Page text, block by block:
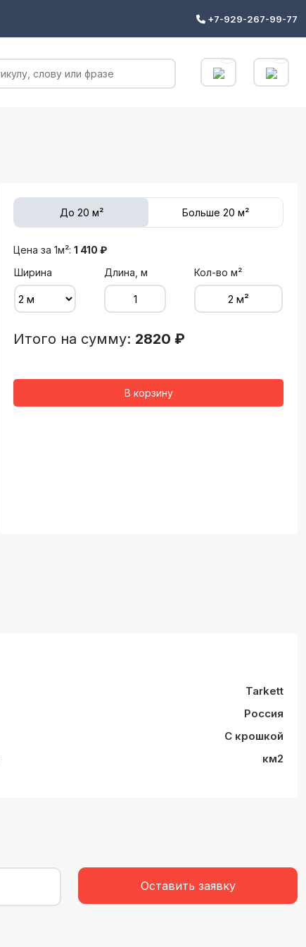
+7-929-267-99-77
До 20 м² Больше 20 м²
Цена за 1м²: 1 410 ₽
Ширина
Длина, м Кол-во м²
Итого на сумму: 2820 ₽
В корзину
Tarkett
Россия
С крошкой
км2
Оставить заявку